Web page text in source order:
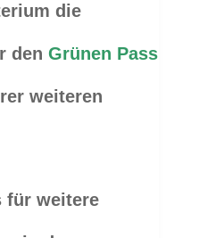
die
den Grünen Pass
weiteren
für weitere